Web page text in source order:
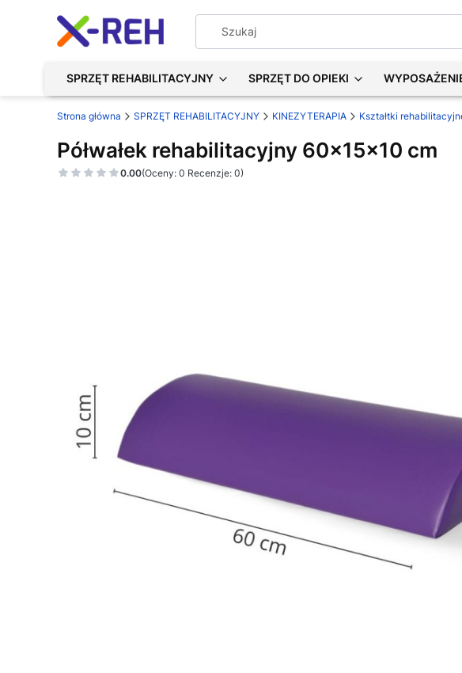
SPRZĘT REHABILITACYJNY SPRZĘT DO OPIEKI
Strona główna SPRZĘT REHABILITACYJNY KINEZYTERAPIA Kształtki
Półwałek rehabilitacyjny 60x15x10 cm
0.00(Oceny: 0 Recenzje: 0)